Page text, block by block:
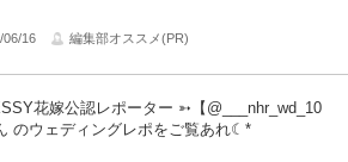
06/16 編集部オススメ(PR)
花嫁公認レポーター ➳【@___nhr_wd_10
のウェディングレポをご覧あれ☾*